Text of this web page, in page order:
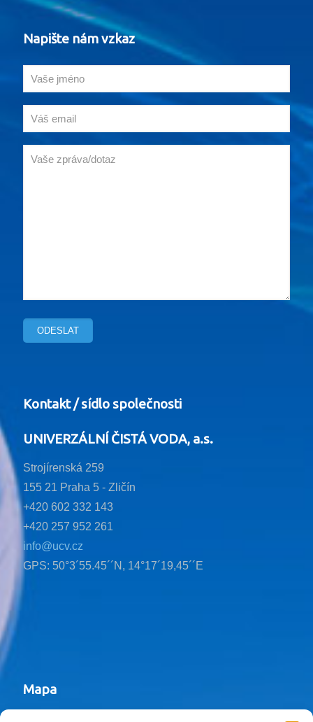
Napište nám vzkaz
Kontakt / sídlo společnosti
UNIVERZÁLNÍ ČISTÁ VODA, a.s.
Strojírenská 259
155 21 Praha 5 - Zličín
+420 602 332 143
+420 257 952 261
info@ucv.cz
GPS: 50°3´55.45´´N, 14°17´19,45´´E
Mapa